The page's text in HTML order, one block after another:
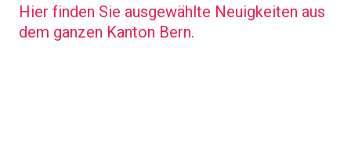
Hier finden Sie ausgewählte Neuigkeiten aus
dem ganzen Kanton Bern.